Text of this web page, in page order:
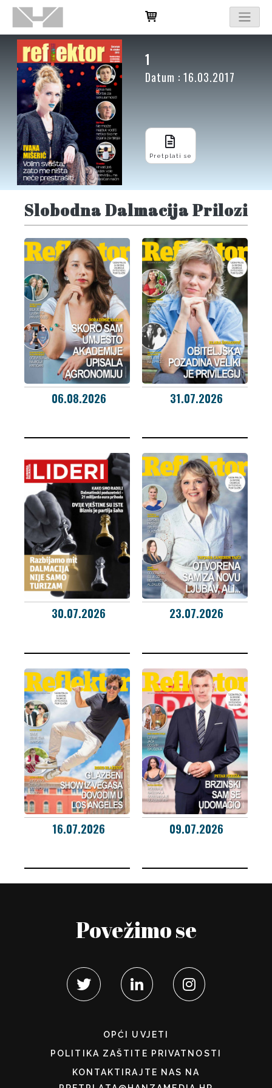
1
Datum : 16.03.2017
Pretplati se
Slobodna Dalmacija Prilozi
06.08.2026 31.07.2026
30.07.2026 23.07.2026
16.07.2026 09.07.2026
Povežimo se
OPĆI UVJETI
POLITIKA ZAŠTITE PRIVATNOSTI
KONTAKTIRAJTE NAS NA